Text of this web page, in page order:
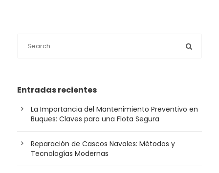
Entradas recientes
La Importancia del Mantenimiento Preventivo en
Buques: Claves para una Flota Segura
Reparación de Cascos Navales: Métodos y
Tecnologías Modernas